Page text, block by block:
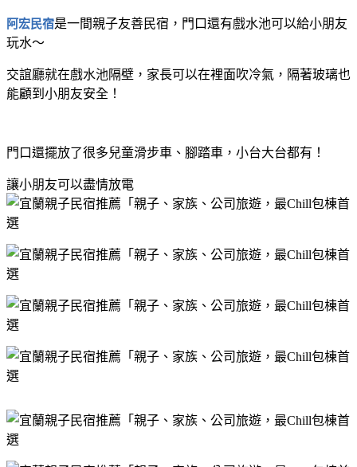
阿宏民宿是一間親子友善民宿，門口還有戲水池可以給小朋友
玩水～
交誼廳就在戲水池隔壁，家長可以在裡面吹冷氣，隔著玻璃也
能顧到小朋友安全！
門口還擺放了很多兒童滑步車、腳踏車，小台大台都有！
讓小朋友可以盡情放電